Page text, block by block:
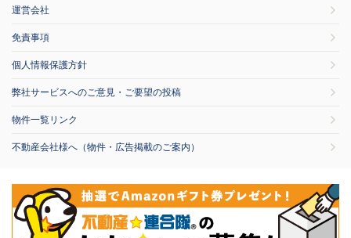
運営会社
免責事項
個人情報保護方針
弊社サービスへのご意見・ご要望の投稿
物件一覧リンク
不動産会社様へ（物件・広告掲載のご案内）